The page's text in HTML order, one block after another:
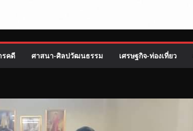
รคดี ศาสนา-ศิลปวัฒนธรรม เศรษฐกิจ-ท่องเที่ยว